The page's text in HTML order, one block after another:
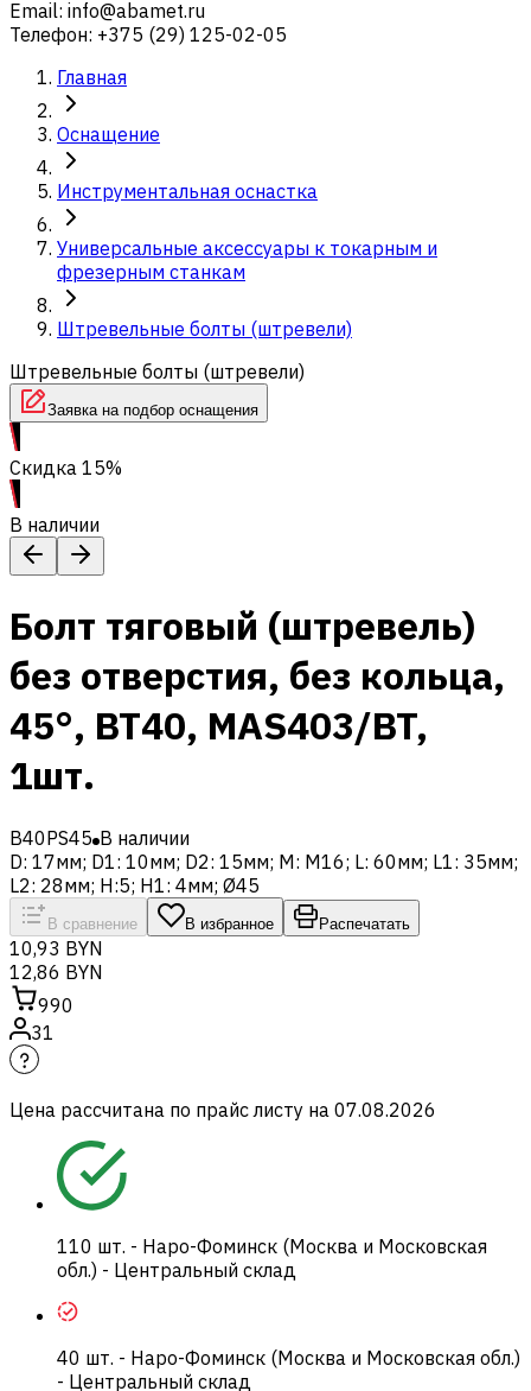
Email: info@abamet.ru
Телефон: +375 (29) 125-02-05
Главная
Оснащение
Инструментальная оснастка
Универсальные аксессуары к токарным и
фрезерным станкам
Штревельные болты (штревели)
Штревельные болты (штревели)
Заявка на подбор оснащения
Скидка 15%
В наличии
Болт тяговый (штревель)
без отверстия, без кольца,
45°, BT40, MAS403/BT,
1шт.
B40PS45 В наличии
D: 17мм; D1: 10мм; D2: 15мм; M: M16; L: 60мм; L1: 35мм;
L2: 28мм; H:5; H1: 4мм; Ø45
В сравнение В избранное Распечатать
10,93 BYN
12,86 BYN
990
31
Цена рассчитана по прайс листу на 07.08.2026
110 шт. - Наро-Фоминск (Москва и Московская
обл.) - Центральный склад
40 шт. - Наро-Фоминск (Москва и Московская обл.)
- Центральный склад